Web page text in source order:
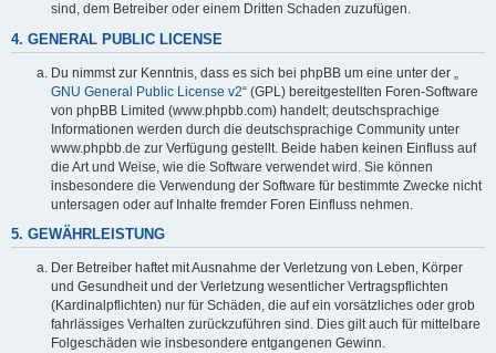
sind, dem Betreiber oder einem Dritten Schaden zuzufügen.
4. GENERAL PUBLIC LICENSE
Du nimmst zur Kenntnis, dass es sich bei phpBB um eine unter der „
GNU General Public License v2“ (GPL) bereitgestellten Foren-Software
von phpBB Limited (www.phpbb.com) handelt; deutschsprachige
Informationen werden durch die deutschsprachige Community unter
www.phpbb.de zur Verfügung gestellt. Beide haben keinen Einfluss auf
die Art und Weise, wie die Software verwendet wird. Sie können
insbesondere die Verwendung der Software für bestimmte Zwecke nicht
untersagen oder auf Inhalte fremder Foren Einfluss nehmen.
5. GEWÄHRLEISTUNG
Der Betreiber haftet mit Ausnahme der Verletzung von Leben, Körper
und Gesundheit und der Verletzung wesentlicher Vertragspflichten
(Kardinalpflichten) nur für Schäden, die auf ein vorsätzliches oder grob
fahrlässiges Verhalten zurückzuführen sind. Dies gilt auch für mittelbare
Folgeschäden wie insbesondere entgangenen Gewinn.